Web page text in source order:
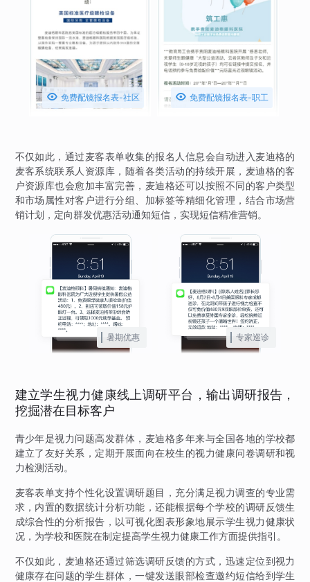
 免费配镜报名表-社区  免费配镜报名表-职工
不仅如此，通过麦客表单收集的报名人信息会自动进入麦迪格的
麦客系统联系人资源库，随着各类活动的持续开展，麦迪格的客
户资源库也会愈加丰富完善，麦迪格还可以按照不同的客户类型
和市场属性对客户进行分组、加标签等精细化管理，结合市场营
销计划，定向群发优惠活动通知短信，实现短信精准营销。
暑期优惠 专家巡诊
建立学生视力健康线上调研平台，输出调研报告，
挖掘潜在目标客户
青少年是视力问题高发群体，麦迪格多年来与全国各地的学校都
建立了友好关系，定期开展面向在校生的视力健康问卷调研和视
力检测活动。
麦客表单支持个性化设置调研题目，充分满足视力调查的专业需
求，内置的数据统计分析功能，还能根据每个学校的调研反馈生
成综合性的分析报告，以可视化图表形象地展示学生视力健康状
况，为学校和医院在制定提高学生视力健康工作方面提供指引。
不仅如此，麦迪格还通过筛选调研反馈的方式，迅速定位到视力
健康存在问题的学生群体，一键发送眼部检查邀约短信给到学生